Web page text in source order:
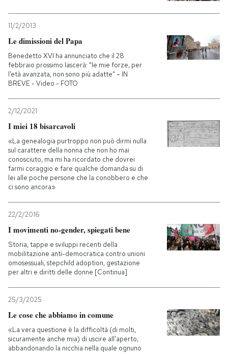
11/2/2013
Le dimissioni del Papa
Benedetto XVI ha annunciato che il 28
febbraio prossimo lascerà: "le mie forze, per
l’età avanzata, non sono più adatte" – IN
BREVE - Video - FOTO
2/12/2021
I miei 18 bisarcavoli
«La genealogia purtroppo non può dirmi nulla
sul carattere della nonna che non ho mai
conosciuto, ma mi ha ricordato che dovrei
farmi coraggio e fare qualche domanda su di
lei alle poche persone che la conobbero e che
ci sono ancora»
22/2/2016
I movimenti no-gender, spiegati bene
Storia, tappe e sviluppi recenti della
mobilitazione anti-democratica contro unioni
omosessuali, stepchild adoption, gestazione
per altri e diritti delle donne [Continua]
25/3/2025
Le cose che abbiamo in comune
«La vera questione è la difficoltà (di molti,
sicuramente anche mia) di uscire all’aperto,
abbandonando la nicchia nella quale ognuno